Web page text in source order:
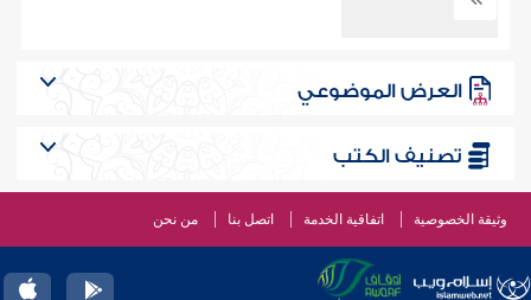
العرض الموضوعي
تصنيف الكتب
وثيقة الخصوصية اتفاقية الخدمة اتصل بنا من نحن